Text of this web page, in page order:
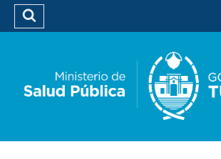
Biblioteca
Buscar